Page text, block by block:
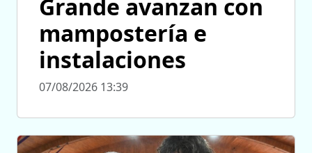
Grande avanzan con
mampostería e
instalaciones
07/08/2026 13:39